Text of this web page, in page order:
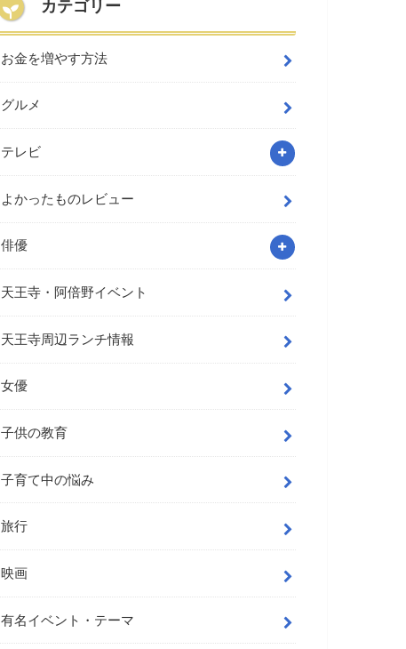
カテゴリー
お金を増やす方法
グルメ
テレビ
よかったものレビュー
俳優
天王寺・阿倍野イベント
天王寺周辺ランチ情報
女優
子供の教育
子育て中の悩み
旅行
映画
有名イベント・テーマ